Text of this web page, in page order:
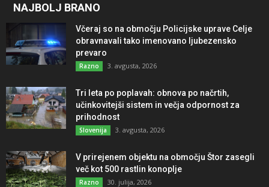
NAJBOLJ BRANO
Včeraj so na območju Policijske uprave Celje
obravnavali tako imenovano ljubezensko
prevaro
Razno 3. avgusta, 2026
Tri leta po poplavah: obnova po načrtih,
učinkovitejši sistem in večja odpornost za
prihodnost
Slovenija 3. avgusta, 2026
V prirejenem objektu na območju Štor zasegli
več kot 500 rastlin konoplje
Razno 30. julija, 2026